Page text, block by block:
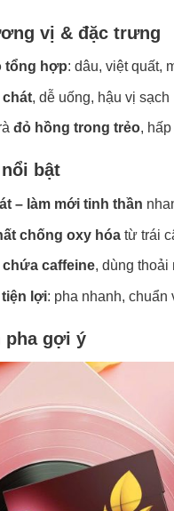
vị & đặc trưng
tổng hợp: dâu, việt quất,
chát, dễ uống, hậu vị sạch
đỏ hồng trong trẻo,
bật
– làm mới tinh thần
chống oxy hóatừ trái
chứa caffeine, dùng thoải
lợi: pha nhanh, chuẩn
pha gợi ý